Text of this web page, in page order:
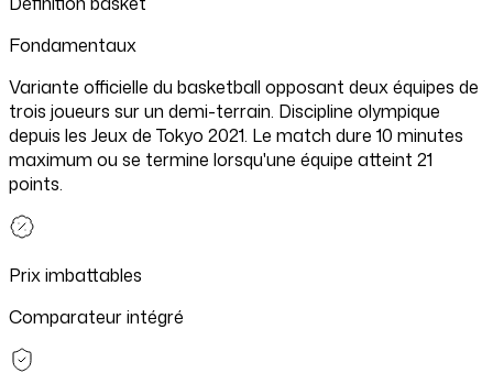
Fondamentaux
Variante officielle du basketball opposant deux équipes de
trois joueurs sur un demi-terrain. Discipline olympique
depuis les Jeux de Tokyo 2021. Le match dure 10 minutes
maximum ou se termine lorsqu'une équipe atteint 21
points.
Prix imbattables
Comparateur intégré